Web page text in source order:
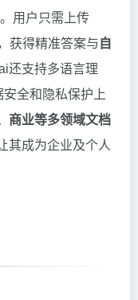
用户只需上传
获得精准答案与 自
还支持多语言理
全和隐私保护上
商业等多领域文档
其成为企业及个人